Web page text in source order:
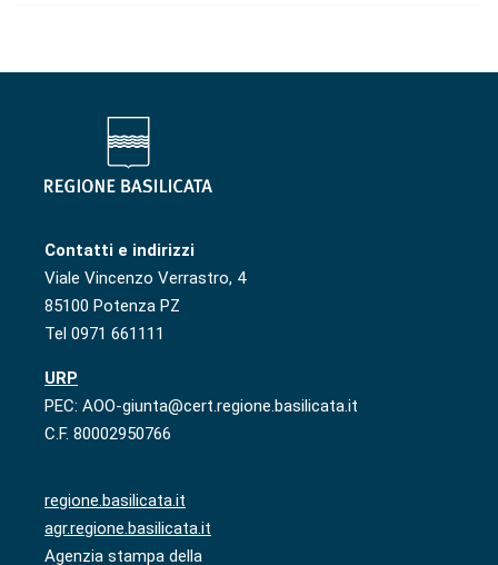
Contatti e indirizzi
Viale Vincenzo Verrastro, 4
85100 Potenza PZ
Tel 0971 661111
URP
PEC: AOO-giunta@cert.regione.basilicata.it
C.F. 80002950766
regione.basilicata.it
agr.regione.basilicata.it
Agenzia stampa della